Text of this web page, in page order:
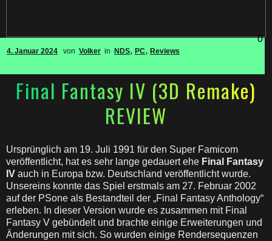
4. Januar 2024 von Volker in NDS, PC, Reviews
0
Final Fantasy IV (3D Remake)
REVIEW
Ursprünglich am 19. Juli 1991 für den Super Famicom
veröffentlicht, hat es sehr lange gedauert ehe Final Fantasy
IV auch in Europa bzw. Deutschland veröffentlicht wurde.
Unsereins konnte das Spiel erstmals am 27. Februar 2002
auf der PSone als Bestandteil der „Final Fantasy Anthology“
erleben. In dieser Version wurde es zusammen mit Final
Fantasy V gebündelt und brachte einige Erweiterungen und
Änderungen mit sich. So wurden einige Rendersequenzen